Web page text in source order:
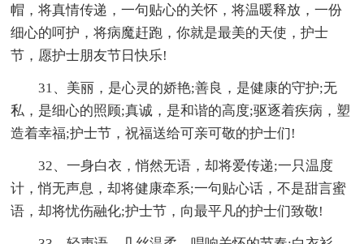
帽，将真情传递，一句贴心的关怀，将温暖释放，一份
细心的呵护，将病魔赶跑，你就是最美的天使，护士
节，愿护士朋友节日快乐!
31、美丽，是心灵的娇艳;善良，是健康的守护;无
私，是细心的照顾;真诚，是和谐的高度;驱逐着疾病，塑
造着幸福;护士节，祝福送给可亲可敬的护士们!
32、一身白衣，悄然无语，却将爱传递;一只温度
计，悄无声息，却将健康牵系;一句贴心话，不是甜言蜜
语，却将忧伤融化;护士节，向最平凡的护士们致敬!